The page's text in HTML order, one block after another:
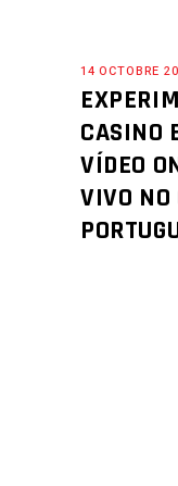
14 OCTOBRE
CASINO
VÍDEO
VIVO